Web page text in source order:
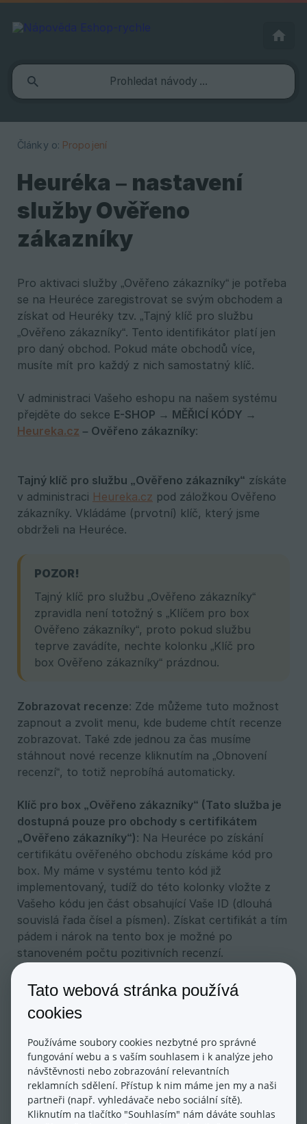
Články o: Propojení
Heuréka – nastavení
služby Ověřeno
zákazníky
Pro aktivaci služby „Ověřeno zákazníky“ je potřeba
se na Heuréce zaregistrovat se svým obchodem a
získat od Heuréky tzv. „Tajný klíč pro službu
„Ověřeno zákazníky“. Tento identifikátor platí jen
pro daný obchod. Pokud máte obchodů více,
musíte mít pro každý z nich samostatný klíč.
V administraci Vašeho eshopu na našem systému
přejděte do sekce
Heureka.cz – Ověřeno zákazníky:
Tajný klíč pro službu „Ověřeno zákazníky“ získáte
v administraci Heureka.cz pod záložkou Ověřeno
zákazníky. Vkládáme (prvotní) klíč, který jsme
obdrželi na Heuréce.
POZOR!
Tajný klíč pro službu „Ověřeno zákazníky“
zpravidla není totožný s „Klíčem pro box
Ověřeno zákazníky“, proto pokud službu
teprve zavádíte, nechte kolonku „Klíč pro
box Ověřeno zákazníky“ prázdnou.
Zobrazovat recenze: Zde můžeme tuto možnost
zapnout a zvolit menu, kde budeme chtít recenze
zobrazovat. Také zde jednou za čas musíme
stáhnout nové recenze kliknutím na „Obnovení
recenzí“, to totiž neprobíhá automaticky.
Klíč pro box „Ověřeno zákazníky“ (Tato služba je
dostupná pouze pro obchody s certifikátem
„Ověřeno zákazníky“): Na Heuréce po získání
certifikátu ověřeného obchodu získáme kód pro
box. My máme v systému tento kód již
implementovaný, tudíž do této kolonky vložte z
Vašeho kódu jen část obsahující Vaše ID (dlouhá
souvislá řada čísel a písmen). Získat certifikát a tím
pádem i nárok na tento box je možné po
stanoveném počtu pozitivních recenzí.
Zobrazovat box „Ověřeno zákazníky“
umístění boxu Ověřeno zákazníky na našem webu
V sekci E-shop => Měřící kódy => Heureka.cz –
konverzese nezapomeňte ujistit, že máte vložený
takéVeřejný klíč pro kód měření konverzí, který
získáte v administraciHeureka.czpod záložkou
„Měření konverzí“. Princip fungování této služby je
Tato webová stránka používá
cookies
Používáme soubory cookies nezbytné pro správné
fungování webu a s vaším souhlasem i k analýze jeho
návštěvnosti nebo zobrazování relevantních
reklamních sdělení. Přístup k nim máme jen my a naši
partneři (např. vyhledávače nebo sociální sítě).
Kliknutím na tlačítko "Souhlasím" nám dáváte souhlas